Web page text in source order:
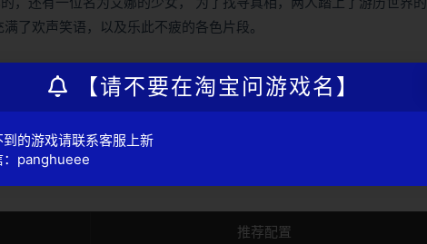
欢声笑语，以及乐此不疲的各色片段。
推荐配置
【请不要在淘宝问游戏名】
到的游戏请联系客服上新
：panghueee